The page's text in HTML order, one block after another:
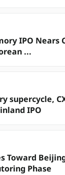
IPO Nears
...
supercycle,
IPO
Toward
Phase